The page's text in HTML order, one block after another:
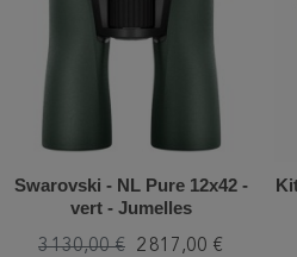
Swarovski - NL Pure 12x42 -
vert - Jumelles
3 130,00 € 2 817,00 €